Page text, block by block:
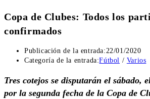
Copa de Clubes: Todos los
confirmados
Publicación de la entrada:22/01/2020
Categoría de la entrada:Fútbol / Varios
Tres cotejos se disputarán el sábado,
por la segunda fecha de la Copa de